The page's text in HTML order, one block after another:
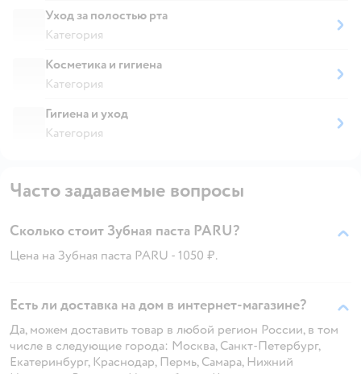
Уход за полостью рта
Категория
Косметика и гигиена
Категория
Гигиена и уход
Категория
Часто задаваемые вопросы
Сколько стоит Зубная паста PARU?
Цена на Зубная паста PARU - 1050 ₽.
Есть ли доставка на дом в интернет-магазине?
Да, можем доставить товар в любой регион России, в том
числе в следующие города: Москва, Санкт-Петербург,
Екатеринбург, Краснодар, Пермь, Самара, Нижний